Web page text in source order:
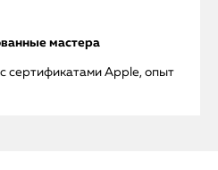
мастера
сертификатами Apple, опыт